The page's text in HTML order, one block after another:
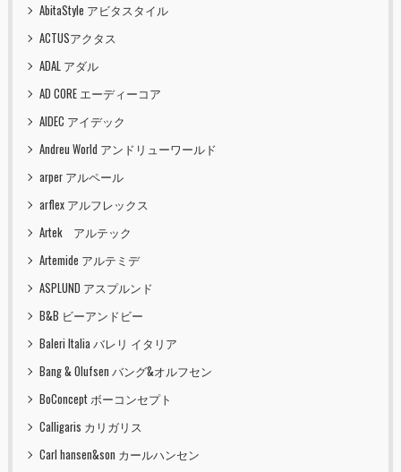
AbitaStyle アビタスタイル
ACTUSアクタス
ADAL アダル
AD CORE エーディーコア
AIDEC アイデック
Andreu World アンドリューワールド
arper アルペール
arflex アルフレックス
Artek アルテック
Artemide アルテミデ
ASPLUND アスプルンド
B&B ビーアンドビー
Baleri Italia バレリ イタリア
Bang & Olufsen バング&オルフセン
BoConcept ボーコンセプト
Calligaris カリガリス
Carl hansen&son カールハンセン